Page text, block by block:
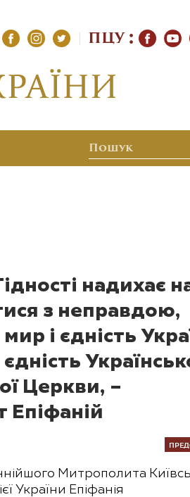
ПЦУ
надихає
з неправдою,
і єдність
Церкви, –
Епіфаній
Митрополита
України Епіфанія